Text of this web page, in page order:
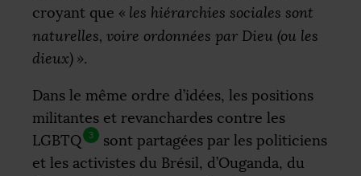
croyant que « les hiérarchies sociales sont
naturelles, voire ordonnées par Dieu (ou les
dieux) ».
Dans le même ordre d’idées, les positions
militantes et revanchardes contre les
LGBTQ
3
sont partagées par les politiciens
et les activistes du Brésil, d’Ouganda, du